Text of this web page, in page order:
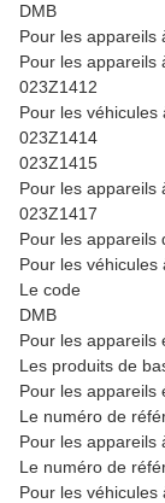
DMB
Pour les appareils
Pour les appareils
023Z1412
Pour les
023Z1414
023Z1415
Pour les appareils
023Z1417
Pour les appareils
Pour les
Le code
DMB
Pour les appareils
Les produits de
Pour les appareils
Le numéro de
Pour les appareils
Le numéro de
Pour les